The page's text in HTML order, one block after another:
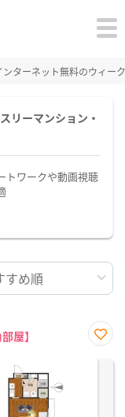
ンターネット無料のウィー
リーマンション・
トワークや動画視聴
屋】
に入